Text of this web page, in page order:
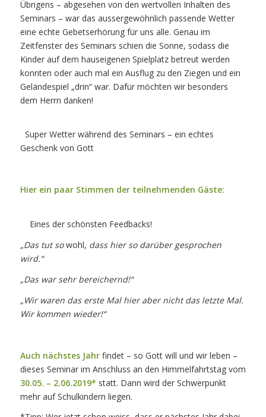
Übrigens – abgesehen von den wertvollen Inhalten des
Seminars – war das aussergewöhnlich passende Wetter
eine echte Gebetserhörung für uns alle. Genau im
Zeitfenster des Seminars schien die Sonne, sodass die
Kinder auf dem hauseigenen Spielplatz betreut werden
konnten oder auch mal ein Ausflug zu den Ziegen und ein
Geländespiel „drin“ war. Dafür möchten wir besonders
dem Herrn danken!
Super Wetter während des Seminars – ein echtes
Geschenk von Gott
Hier ein paar Stimmen der teilnehmenden Gäste:
Eines der schönsten Feedbacks!
„Das tut sowohl, dass hier so darüber gesprochen
wird.“
„Das war sehr bereichernd!“
„Wir waren das erste Mal hier aber nicht das letzte Mal.
Wir kommen wieder!“
Auch nächstes Jahrfindet – so Gott will und wir leben –
dieses Seminar im Anschluss an den Himmelfahrtstag vom
30.05. – 2.06.2019* statt. Dann wird der Schwerpunkt
mehr auf Schulkindern liegen.